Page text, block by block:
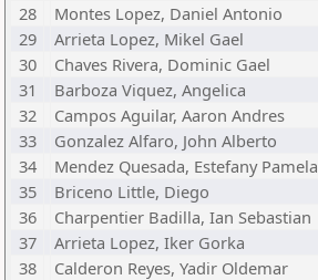
28
Montes Lopez, Daniel Antonio
29
Arrieta Lopez, Mikel Gael
30
Chaves Rivera, Dominic Gael
31
Barboza Viquez, Angelica
32
Campos Aguilar, Aaron Andres
33
Gonzalez Alfaro, John Alberto
34
Mendez Quesada, Estefany Pamela
35
Briceno Little, Diego
36
Charpentier Badilla, Ian Sebastian
37
Arrieta Lopez, Iker Gorka
38
Calderon Reyes, Yadir Oldemar